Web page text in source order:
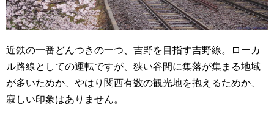
近鉄の一番どんつきの一つ、吉野を目指す吉野線。ローカ
ル路線としての運転ですが、狭い谷間に集落が集まる地域
が多いためか、やはり関西有数の観光地を抱えるためか、
寂しい印象はありません。